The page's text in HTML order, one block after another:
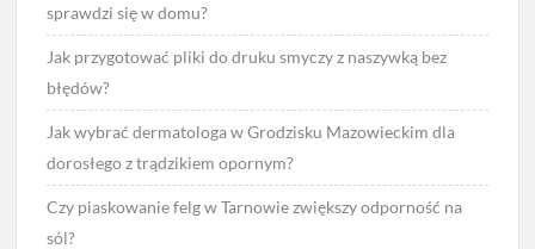
sprawdzi się w domu?
Jak przygotować pliki do druku smyczy z naszywką bez
błędów?
Jak wybrać dermatologa w Grodzisku Mazowieckim dla
dorosłego z trądzikiem opornym?
Czy piaskowanie felg w Tarnowie zwiększy odporność na
sól?